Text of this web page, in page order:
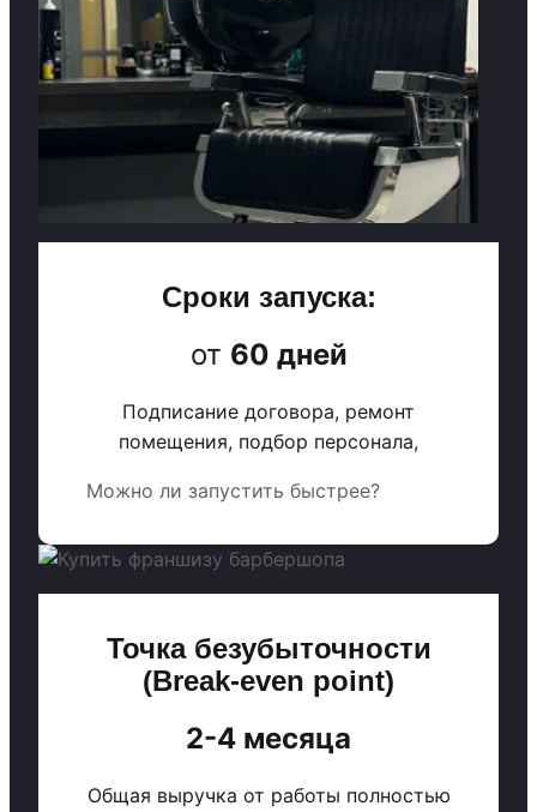
Сроки запуска:
от 60 дней
Подписание договора, ремонт
помещения, подбор персонала,
Можно ли запустить быстрее?
Точка безубыточности
(Break-even point)
2-4 месяца
Общая выручка от работы полностью